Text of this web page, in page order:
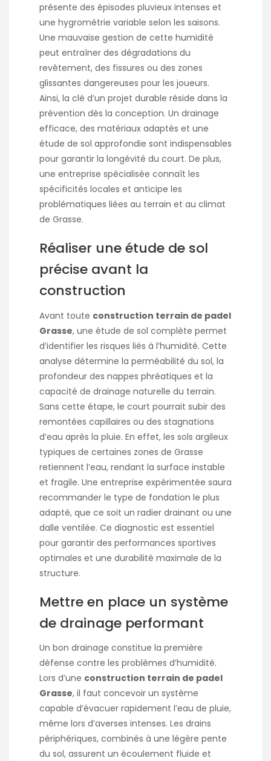
présente des épisodes pluvieux intenses et
une hygrométrie variable selon les saisons.
Une mauvaise gestion de cette humidité
peut entraîner des dégradations du
revêtement, des fissures ou des zones
glissantes dangereuses pour les joueurs.
Ainsi, la clé d’un projet durable réside dans la
prévention dès la conception. Un drainage
efficace, des matériaux adaptés et une
étude de sol approfondie sont indispensables
pour garantir la longévité du court. De plus,
une entreprise spécialisée connaît les
spécificités locales et anticipe les
problématiques liées au terrain et au climat
de Grasse.
Réaliser une étude de sol
précise avant la
construction
Avant toute construction terrain de padel
Grasse, une étude de sol complète permet
d’identifier les risques liés à l’humidité. Cette
analyse détermine la perméabilité du sol, la
profondeur des nappes phréatiques et la
capacité de drainage naturelle du terrain.
Sans cette étape, le court pourrait subir des
remontées capillaires ou des stagnations
d’eau après la pluie. En effet, les sols argileux
typiques de certaines zones de Grasse
retiennent l’eau, rendant la surface instable
et fragile. Une entreprise expérimentée saura
recommander le type de fondation le plus
adapté, que ce soit un radier drainant ou une
dalle ventilée. Ce diagnostic est essentiel
pour garantir des performances sportives
optimales et une durabilité maximale de la
structure.
Mettre en place un système
de drainage performant
Un bon drainage constitue la première
défense contre les problèmes d’humidité.
Lors d’une construction terrain de padel
Grasse, il faut concevoir un système
capable d’évacuer rapidement l’eau de pluie,
même lors d’averses intenses. Les drains
périphériques, combinés à une légère pente
du sol, assurent un écoulement fluide et